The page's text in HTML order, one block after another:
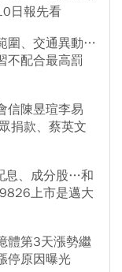
日報先看
圍、交通異動…
不配合最高罰
信陳昱瑄李易
捐款、蔡英文
息、成分股…和
上市是邁大
體第3天漲勢繼
停原因曝光